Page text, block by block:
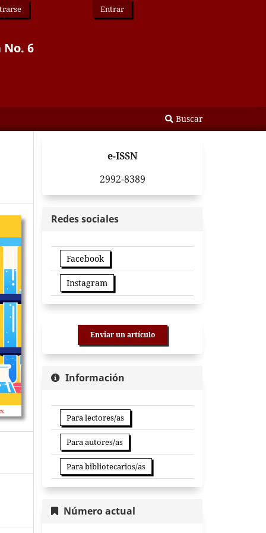
6
Buscar
Entrar
e-ISSN
2992-8389
Redes sociales
Facebook
Instagram
Enviar un artículo
Información
Para lectores/as
Para autores/as
Para bibliotecarios/as
Número actual